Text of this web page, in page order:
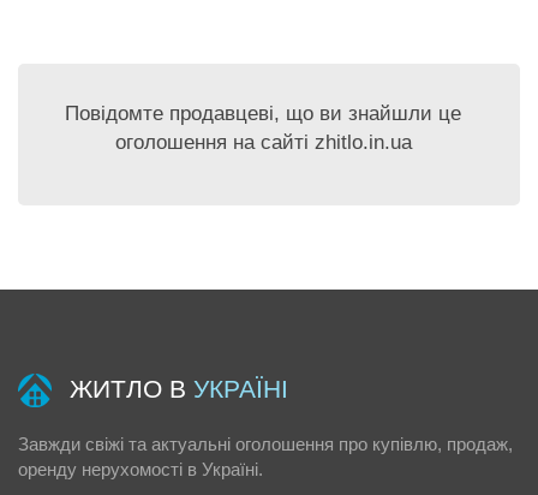
Повідомте продавцеві, що ви знайшли це
оголошення на сайті zhitlo.in.ua
ЖИТЛО В УКРАЇНІ
Завжди свіжі та актуальні оголошення про купівлю, продаж,
оренду нерухомості в Україні.